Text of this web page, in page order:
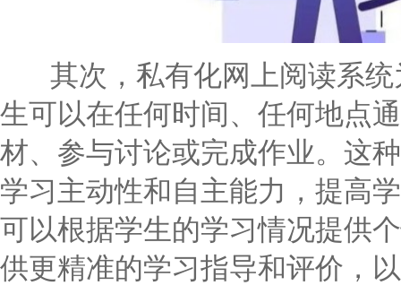
其次，私有化网上阅读系统
生可以在任何时间、任何地点
材、参与讨论或完成作业。这
学习主动性和自主能力，提高
可以根据学生的学习情况提供
供更精准的学习指导和评价，